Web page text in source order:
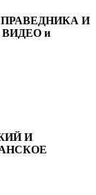
И
и
И